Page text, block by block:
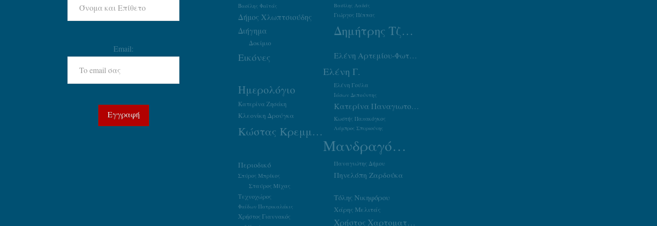
Email:
Βασίλης Λαδάς
Βασίλης Φαϊτάς
Γιώργος Πέππας
Δήμος Χλωπτσιούδης
Δημήτρης Τζουμάκας
Διήγημα
Δοκίμιο
Εικόνες Ελένη Αρτεμίου-Φωτιάδου
Ελένη Γ.
Ελένη Γούλα
Ημερολόγιο Ιάσων Δεπούντης
Κατερίνα Ζησάκη Κατερίνα Παναγιωτοπούλου
Κλεονίκη Δρούγκα Κωστής Παπακόγκος
Κώστας Κρεμμύδας Λάμπρος Σπυριούνης
Μανδραγόρας
Παναγιώτης Δήμου
Περιοδικό
Πηνελόπη Ζαρδούκα
Σπύρος Μπρίκος
Σταύρος Μίχας
Τεχνοχώρος
Τόλης Νικηφόρου
Φαίδων Πατρικαλάκις Χάρης Μελιτάς
Χρήστος Γιαννακός
Χρήστος Χαρτοματσίδης